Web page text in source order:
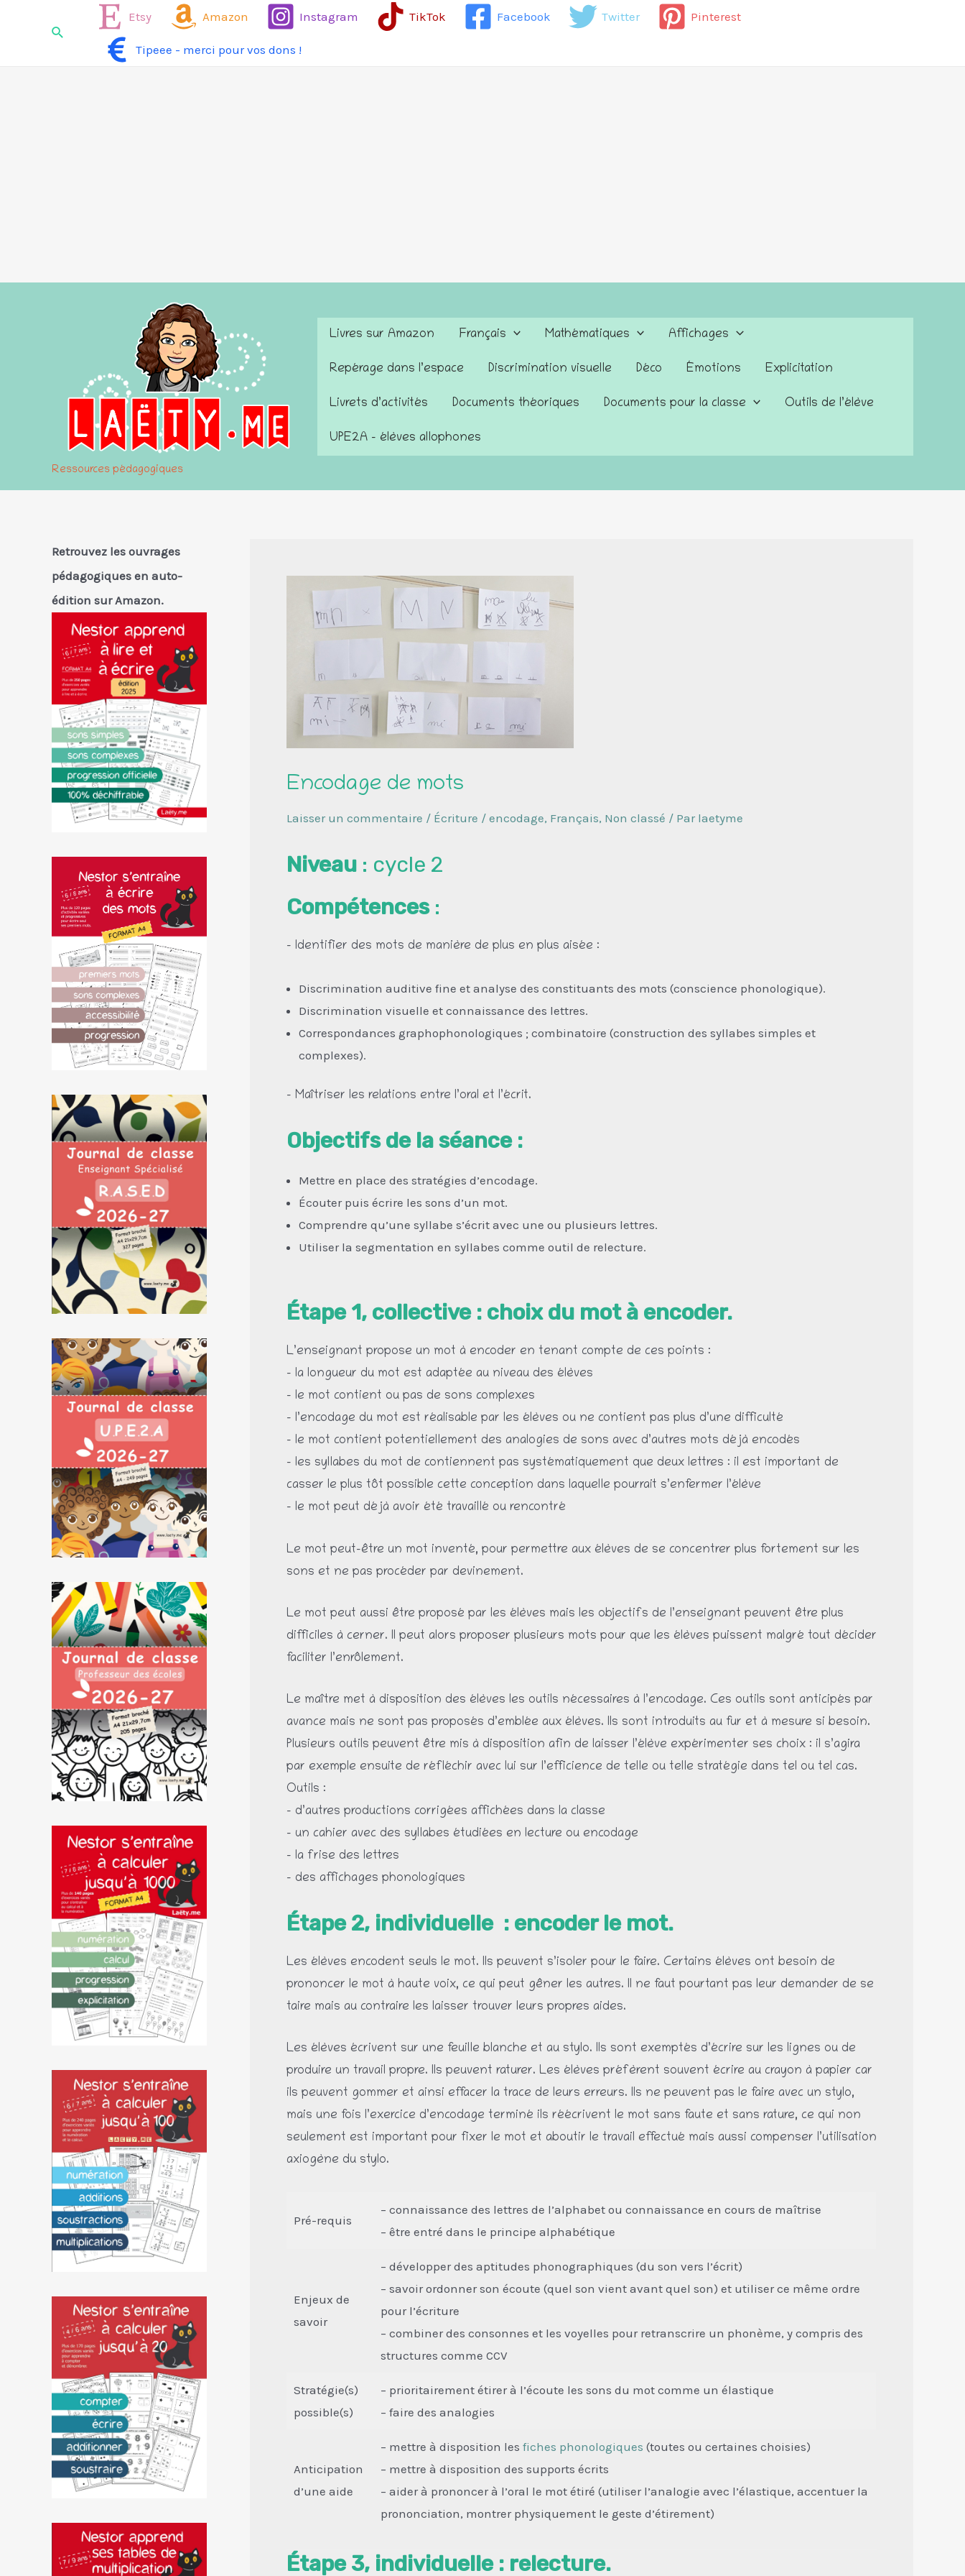
Rechercher
Etsy Amazon Instagram TikTok Facebook Twitter Pinterest
Tipeee - merci pour vos dons !
Ressources pédagogiques
Livres sur Amazon Français Mathématiques Affichages
Repérage dans l’espace Discrimination visuelle Déco Émotions Explicitation
Livrets d’activités Documents théoriques Documents pour la classe Outils de l’élève
UPE2A – élèves allophones
Retrouvez les ouvrages
pédagogiques en auto-
édition sur Amazon.
Encodage de mots
Laisser un commentaire / Écriture / encodage, Français, Non classé / Par laetyme
Niveau : cycle 2
Compétences :
– Identifier des mots de manière de plus en plus aisée :
Discrimination auditive fine et analyse des constituants des mots (conscience phonologique).
Discrimination visuelle et connaissance des lettres.
Correspondances graphophonologiques ; combinatoire (construction des syllabes simples et
complexes).
– Maîtriser les relations entre l’oral et l’écrit.
Objectifs de la séance :
Mettre en place des stratégies d’encodage.
Écouter puis écrire les sons d’un mot.
Comprendre qu’une syllabe s’écrit avec une ou plusieurs lettres.
Utiliser la segmentation en syllabes comme outil de relecture.
Étape 1, collective : choix du mot à encoder.
L’enseignant propose un mot à encoder en tenant compte de ces points :
– la longueur du mot est adaptée au niveau des élèves
– le mot contient ou pas de sons complexes
– l’encodage du mot est réalisable par les élèves ou ne contient pas plus d’une difficulté
– le mot contient potentiellement des analogies de sons avec d’autres mots déjà encodés
– les syllabes du mot de contiennent pas systématiquement que deux lettres : il est important de
casser le plus tôt possible cette conception dans laquelle pourrait s’enfermer l’élève
– le mot peut déjà avoir été travaillé ou rencontré
Le mot peut-être un mot inventé, pour permettre aux élèves de se concentrer plus fortement sur les
sons et ne pas procéder par devinement.
Le mot peut aussi être proposé par les élèves mais les objectifs de l’enseignant peuvent être plus
difficiles à cerner. Il peut alors proposer plusieurs mots pour que les élèves puissent malgré tout décider
faciliter l’enrôlement.
Le maître met à disposition des élèves les outils nécessaires à l’encodage. Ces outils sont anticipés par
avance mais ne sont pas proposés d’emblée aux élèves. Ils sont introduits au fur et à mesure si besoin.
Plusieurs outils peuvent être mis à disposition afin de laisser l’élève expérimenter ses choix : il s’agira
par exemple ensuite de réfléchir avec lui sur l’efficience de telle ou telle stratégie dans tel ou tel cas.
Outils :
– d’autres productions corrigées affichées dans la classe
– un cahier avec des syllabes étudiées en lecture ou encodage
– la frise des lettres
– des affichages phonologiques
Étape 2, individuelle : encoder le mot.
Les élèves encodent seuls le mot. Ils peuvent s’isoler pour le faire. Certains élèves ont besoin de
prononcer le mot à haute voix, ce qui peut gêner les autres. Il ne faut pourtant pas leur demander de se
taire mais au contraire les laisser trouver leurs propres aides.
Les élèves écrivent sur une feuille blanche et au stylo. Ils sont exemptés d’écrire sur les lignes ou de
produire un travail propre. Ils peuvent raturer. Les élèves préfèrent souvent écrire au crayon à papier car
ils peuvent gommer et ainsi effacer la trace de leurs erreurs. Ils ne peuvent pas le faire avec un stylo,
mais une fois l’exercice d’encodage terminé ils réécrivent le mot sans faute et sans rature, ce qui non
seulement est important pour fixer le mot et aboutir le travail effectué mais aussi compenser l’utilisation
axiogène du stylo.
Pré-requis
– connaissance des lettres de l’alphabet ou connaissance en cours de maîtrise
– être entré dans le principe alphabétique
Enjeux de
savoir
– développer des aptitudes phonographiques (du son vers l’écrit)
– savoir ordonner son écoute (quel son vient avant quel son) et utiliser ce même ordre
pour l’écriture
– combiner des consonnes et les voyelles pour retranscrire un phonème, y compris des
structures comme CCV
Stratégie(s)
possible(s)
– prioritairement étirer à l’écoute les sons du mot comme un élastique
– faire des analogies
Anticipation
d’une aide
– mettre à disposition les fiches phonologiques (toutes ou certaines choisies)
– mettre à disposition des supports écrits
– aider à prononcer à l’oral le mot étiré (utiliser l’analogie avec l’élastique, accentuer la
prononciation, montrer physiquement le geste d’étirement)
Étape 3, individuelle : relecture.